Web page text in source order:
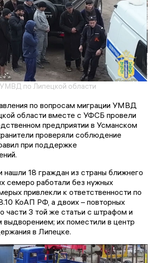
по Липецкой области
по вопросам миграции УМВД
области вместе с УФСБ провели
предприятии в Усманском
проверяли соблюдение
при поддержке
нашли 18 граждан из страны ближнего
семеро работали без нужных
привлекли к ответственности по
КоАП РФ, а двоих – повторных
части 3 той же статьи с штрафом и
выдворением; их поместили в центр
в Липецке.